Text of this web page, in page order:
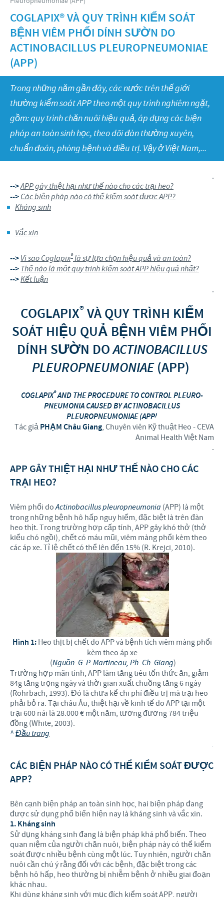
Nghiên cứu và Phát triển
Sản xuất
Bản đồ Ceva toàn cầu
Gia cầm
Giải đáp thắc mắc
Gia cầm
Tin tức tại Việt Nam
Thông cáo báo chí
TRÁCH NHIỆM
Bảo vệ y tế cộng đồng toàn cầu
Cung ứng cho thế giới
Sức khỏe, hạnh phúc của con người và vật nuôi
Các chương trình hỗ trợ
Các đối tác kinh doanh và cộng sự khoa học
TUYỂN DỤNG
Ceva Việt Nam
Quy trình tuyển dụng
Phát triển kỹ năng bản thân
Góc sinh viên
Ứng viên tiềm năng
Tài năng trẻ
COGLAPIX® VÀ QUY TRÌNH KIỂM SOÁT
BỆNH VIÊM PHỔI DÍNH SƯỜN DO
ACTINOBACILLUS PLEUROPNEUMONIAE
(APP)
Trong những năm gần đây, các nước trên thế giới
thường kiểm soát APP theo một quy trình nghiêm ngặt,
gồm: quy trình chăn nuôi hiệu quả, áp dụng các biện
pháp an toàn sinh học, theo dõi đàn thường xuyên,
chuẩn đoán, phòng bệnh và điều trị. Vậy ở Việt Nam,...
.
-->APP gây thiệt hại như thế nào cho các trại heo?
-->Các biện pháp nào có thể kiểm soát được APP?
Kháng sinh
Vắc xin
-->Vì sao Coglapix®là sự lựa chọn hiệu quả và an toàn?
-->Thế nào là một quy trình kiểm soát APP hiệu quả nhất?
-->Kết luận
.
COGLAPIX®VÀ QUY TRÌNH KIỂM
SOÁT HIỆU QUẢ BỆNH VIÊM PHỔI
DÍNH SƯỜN DOACTINOBACILLUS
PLEUROPNEUMONIAE(APP)
COGLAPIX®AND THE PROCEDURE TO CONTROL PLEURO-
PNEUMONIA CAUSED BY ACTINOBACILLUS
PLEUROPNEUMONIAE (APP)
Tác giả PHẠM Châu Giang, Chuyên viên Kỹ thuật Heo - CEVA
Animal Health Việt Nam
.
APP GÂY THIỆT HẠI NHƯ THẾ NÀO CHO CÁC
TRẠI HEO?
Viêm phổi doActinobacillus pleuropneumonia (APP) là một
trong những bệnh hô hấp nguy hiểm, đặc biệt là trên đàn
heo thịt. Trong trường hợp cấp tính, APP gây khó thở (thở
kiểu chó ngồi), chết có máu mũi, viêm màng phổi kèm theo
các áp xe. Tỉ lệ chết có thể lên đến 15% (R. Krejci, 2010).
Hình 1: Heo thịt bị chết do APP và bệnh tích viêm màng phổi
kèm theo áp xe
(Nguồn: G. P. Martineau, Ph. Ch. Giang)
Trường hợp mãn tính, APP làm tăng tiêu tốn thức ăn, giảm
84g tăng trọng ngày và thời gian xuất chuồng tăng 6 ngày
(Rohrbach, 1993). Đó là chưa kể chi phí điều trị mà trại heo
phải bỏ ra. Tại châu Âu, thiệt hại về kinh tế do APP tại một
trại 600 nái là 28.000 € một năm, tương đương 784 triệu
đồng (White, 2003).
^Đầu trang
.
CÁC BIỆN PHÁP NÀO CÓ THỂ KIỂM SOÁT ĐƯỢC
APP?
Bên cạnh biện pháp an toàn sinh học, hai biện pháp đang
được sử dụng phổ biến hiện nay là kháng sinh và vắc xin.
1. Kháng sinh
Sử dụng kháng sinh đang là biện pháp khá phổ biến. Theo
quan niệm của người chăn nuôi, biện pháp này có thể kiểm
soát được nhiều bệnh cùng một lúc. Tuy nhiên, người chăn
nuôi cần chú ý rằng đối với các bệnh, đặc biệt trong các
bệnh hô hấp, heo thường bị nhiễm bệnh ở nhiều giai đoạn
khác nhau.
Khi dùng kháng sinh với mục đích kiểm soát APP, người